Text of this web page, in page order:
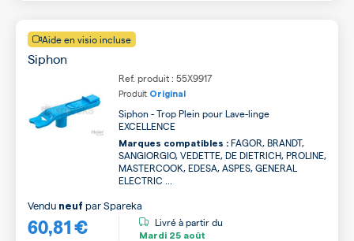
Aide en visio incluse
Siphon
Ref. produit : 55X9917
Produit Original
Siphon - Trop Plein pour Lave-linge
EXCELLENCE
Marques compatibles : FAGOR, BRANDT,
SANGIORGIO, VEDETTE, DE DIETRICH, PROLINE,
MASTERCOOK, EDESA, ASPES, GENERAL
ELECTRIC ...
60,81 €
Vendu neuf parSpareka
Livré à partir du
Mardi 25 août